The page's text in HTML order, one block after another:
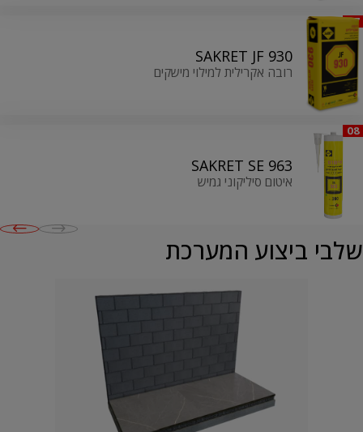
07
SAKRET JF 930
רובה אקרילית למילוי מישקים
08
SAKRET SE 963
איטום סיליקוני גמיש
שלבי ביצוע המערכת